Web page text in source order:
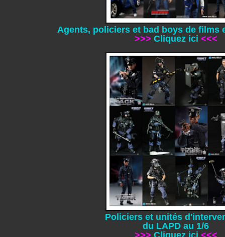
Agents, policiers et bad boys de films
>>> Cliquez ici <<<
Policiers et unités
du LAPD au 1/6